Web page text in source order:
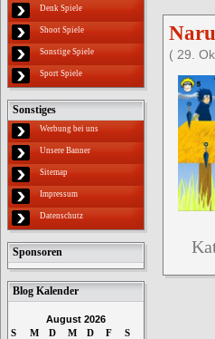
Denk Spiele
Shoot Spiele
Sonstige Spiele
Sport Spiele
Sonstiges
Werbung bei uns
Unsere Banner
Sitemap
Impressum
Datenschutz
Sponsoren
Blog Kalender
August 2026
S M D M D F S
( 29.